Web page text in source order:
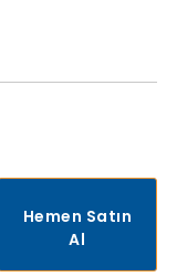
Hemen Satın
Al